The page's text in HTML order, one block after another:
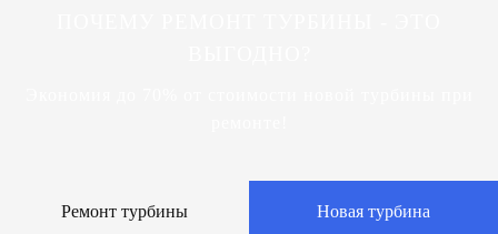
Ремонт турбины Новая турбина